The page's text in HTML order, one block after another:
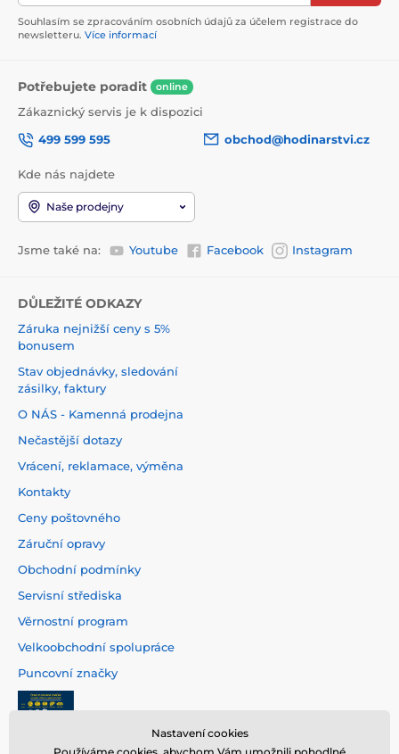
Souhlasím se zpracováním osobních údajů za účelem registrace do
newsletteru. Více informací
Potřebujete poradit online
Zákaznický servis je k dispozici
499 599 595
obchod@hodinarstvi.cz
Kde nás najdete
Naše prodejny
Jsme také na: Youtube Facebook Instagram
DŮLEŽITÉ ODKAZY
Záruka nejnižší ceny s 5%
bonusem
Stav objednávky, sledování
zásilky, faktury
O NÁS - Kamenná prodejna
Nečastější dotazy
Vrácení, reklamace, výměna
Kontakty
Ceny poštovného
Záruční opravy
Obchodní podmínky
Servisní střediska
Věrnostní program
Velkoobchodní spolupráce
Puncovní značky
Nastavení cookies